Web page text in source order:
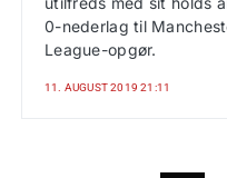
0-nederlag til
League-opgør.
11. AUGUST 2019 21:11